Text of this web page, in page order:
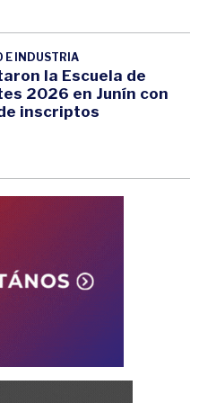
E INDUSTRIA
la Escuela de
2026 en Junín con
inscriptos